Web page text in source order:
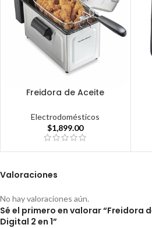
Freidora de Aceite
Electrodomésticos
$1,899.00
Valoraciones
No hay valoraciones aún.
Sé el primero en valorar “Freidora
Digital 2 en 1”